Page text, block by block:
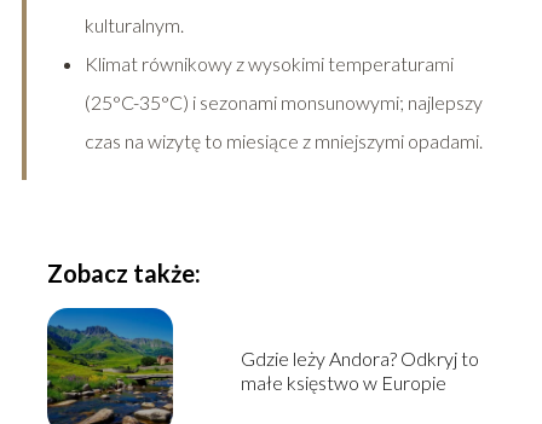
kulturalnym.
Klimat równikowy z wysokimi temperaturami
(25°C-35°C) i sezonami monsunowymi; najlepszy
czas na wizytę to miesiące z mniejszymi opadami.
Zobacz także:
Gdzie leży Andora? Odkryj to
małe księstwo w Europie